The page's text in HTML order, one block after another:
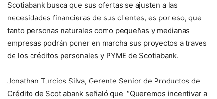
Scotiabank busca que sus ofertas se ajusten a las
necesidades financieras de sus clientes, es por eso, que
tanto personas naturales como pequeñas y medianas
empresas podrán poner en marcha sus proyectos a través
de los créditos personales y PYME de Scotiabank.
Jonathan Turcios Silva, Gerente Senior de Productos de
Crédito de Scotiabank señaló que “Queremos incentivar a